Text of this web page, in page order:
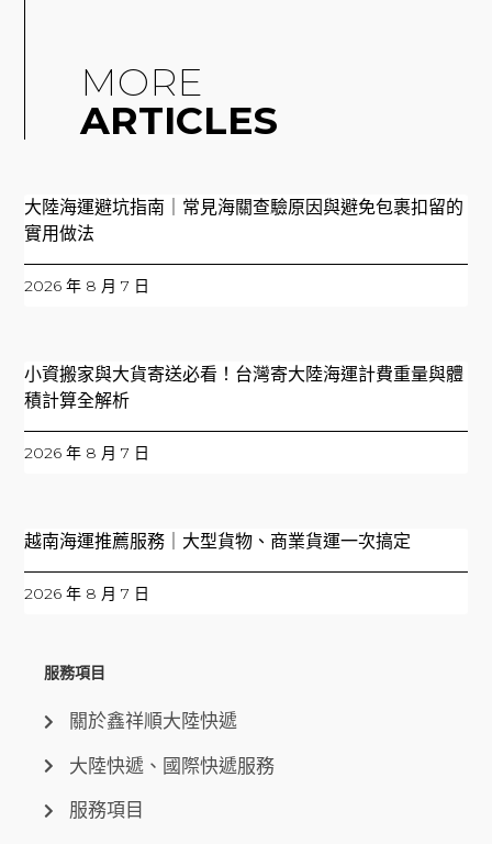
MORE
ARTICLES
大陸海運避坑指南｜常見海關查驗原因與避免包裹扣留的
實用做法
2026 年 8 月 7 日
小資搬家與大貨寄送必看！台灣寄大陸海運計費重量與體
積計算全解析
2026 年 8 月 7 日
越南海運推薦服務｜大型貨物、商業貨運一次搞定
2026 年 8 月 7 日
服務項目
關於鑫祥順大陸快遞
大陸快遞、國際快遞服務
服務項目